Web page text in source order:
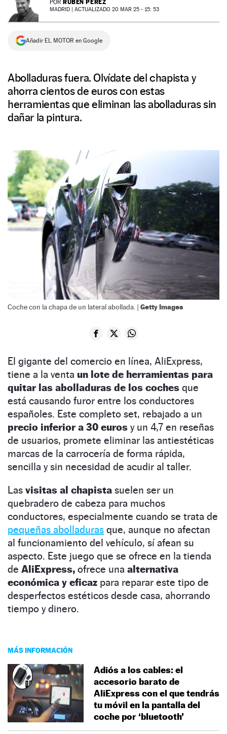
NEWSLETTER
SÍGUENOS
POR RUBÉN PÉREZ
MADRID | ACTUALIZADO 20 MAR 25 - 15: 53
Añadir EL MOTOR en Google
Abolladuras fuera. Olvídate del chapista y
ahorra cientos de euros con estas
herramientas que eliminan las abolladuras sin
dañar la pintura.
Coche con la chapa de un lateral abollada. | Getty Images
El gigante del comercio en línea, AliExpress,
tiene a la venta un lote de herramientas para
quitar las abolladuras de los coches que
está causando furor entre los conductores
españoles. Este completo set, rebajado a un
precio inferior a 30 euros y un 4,7 en reseñas
de usuarios, promete eliminar las antiestéticas
marcas de la carrocería de forma rápida,
sencilla y sin necesidad de acudir al taller.
Las visitas al chapista suelen ser un
quebradero de cabeza para muchos
conductores, especialmente cuando se trata de
pequeñas abolladuras que, aunque no afectan
al funcionamiento del vehículo, sí afean su
aspecto. Este juego que se ofrece en la tienda
de AliExpress, ofrece una alternativa
económica y eficaz para reparar este tipo de
desperfectos estéticos desde casa, ahorrando
tiempo y dinero.
MÁS INFORMACIÓN
Adiós a los cables: el
accesorio barato de
AliExpress con el que tendrás
tu móvil en la pantalla del
coche por ‘bluetooth’